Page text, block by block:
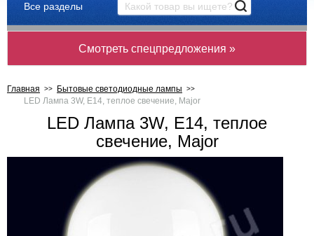
Все разделы
Смотреть спецпредложения »
Главная
Бытовые светодиодные лампы
LED Лампа 3W, Е14, теплое свечение, Major
LED Лампа 3W, Е14, теплое
свечение, Major